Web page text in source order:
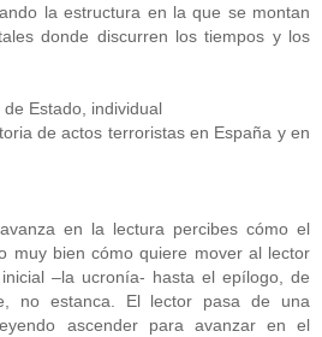
la estructura en la que se montan
donde discurren los tiempos y los
Estado, individual
de actos terroristas en España y en
en la lectura percibes cómo el
muy bien cómo quiere mover al lector
–la ucronía- hasta el epílogo, de
no estanca. El lector pasa de una
ascender para avanzar en el